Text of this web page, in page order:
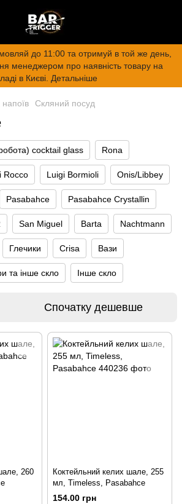
до 11:00 та отримуй в той же день,
менеджером про наявність товару на
в Києві. Детальніше
Скляний посуд
cocktail glass Rona
Rocco Luigi Bormioli Onis/Libbey
Pasabahce Pasabahce Crystallin
San Miguel Barta Nachtmann
Глечики Crisa Вази
та інше скло Інше скло
Спочатку дешевше
260
Коктейльний келих шале, 255
мл, Timeless, Pasabahce
154.00 грн